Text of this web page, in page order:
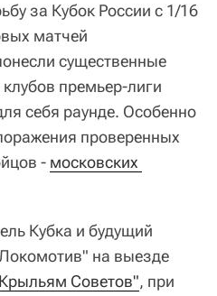
за Кубок России с 1/16
матчей
существенные
премьер-лиги
себя раунде. Особенно
проверенных
- московских
Кубка и будущий
на выезде
Советов", при